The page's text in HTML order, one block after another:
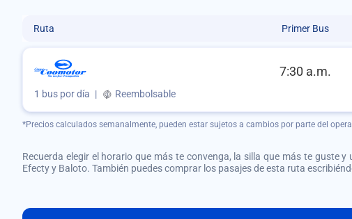
Ruta Primer Bus
7:30 a.m.
1 bus por día | Reembolsable
*Precios calculados semanalmente, pueden estar sujetos a cambios por parte del
Recuerda elegir el horario que más te convenga, la silla que más te guste
Efecty y Baloto. También puedes comprar los pasajes de esta ruta